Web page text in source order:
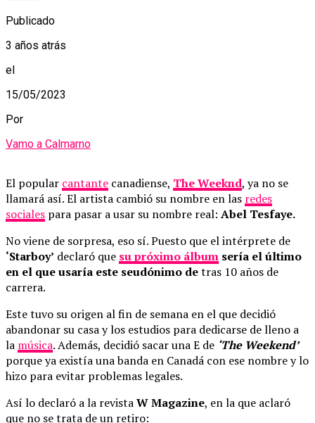
Publicado
3 años atrás
el
15/05/2023
Por
Vamo a Calmarno
El popular cantante canadiense, The Weeknd, ya no se
llamará así. El artista cambió su nombre en las redes
sociales para pasar a usar su nombre real: Abel Tesfaye.
No viene de sorpresa, eso sí. Puesto que el intérprete de
‘Starboy’ declaró que su próximo álbum sería el último
en el que usaría este seudónimo detras 10 años de
carrera.
Este tuvo su origen al fin de semana en el que decidió
abandonar su casa y los estudios para dedicarse de lleno a
la música. Además, decidió sacar una E de ‘The Weekend’
porque ya existía una banda en Canadá con ese nombre y lo
hizo para evitar problemas legales.
Así lo declaró a la revistaW Magazine, en la que aclaró
que no se trata de un retiro: